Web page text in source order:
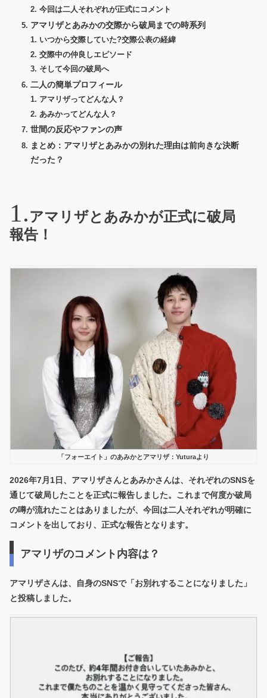
今回は二人それぞれが正式にコメント
アマリザとあみかの交際から破局までの時系列
いつから交際していた?交際公表の経緯
交際中の仲良しエピソード
そして今回の破局へ
二人の簡単プロフィール
アマリザってどんな人？
あみかってどんな人？
世間の反応やファンの声
まとめ：アマリザとあみかの別れた理由は前向きな決断
だった？
アマリザとあみかが正式に破局
報告！
「フォーエイト」のあみかとアマリザ：Yuturaより
2026年7月1日、アマリザさんとあみかさんは、それぞれのSNSを
通じて破局したことを正式に報告しました。これまで何度か破局
の噂が流れたことはありましたが、今回は二人それぞれが明確に
コメントを出しており、正式な報告となります。
アマリザのコメント内容は？
アマリザさんは、自身のSNSで「お別れすることになりました」
と投稿しました。